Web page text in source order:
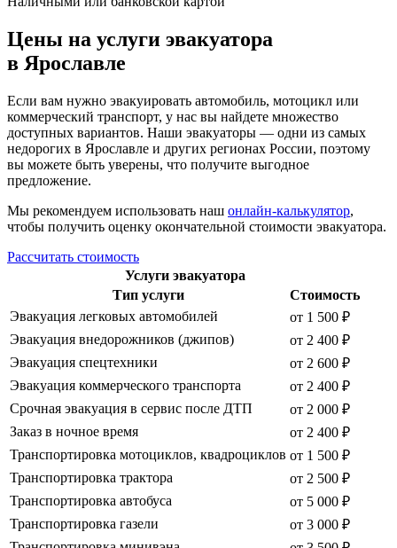
Цены на услуги эвакуатора
в Ярославле
Если вам нужно эвакуировать автомобиль, мотоцикл или
коммерческий транспорт, у нас вы найдете множество
доступных вариантов. Наши эвакуаторы — одни из самых
недорогих в Ярославле и других регионах России, поэтому
вы можете быть уверены, что получите выгодное
предложение.
Мы рекомендуем использовать наш онлайн-калькулятор,
чтобы получить оценку окончательной стоимости эвакуатора.
Рассчитать стоимость
Услуги эвакуатора
Тип услуги
Стоимость
Эвакуация легковых автомобилей
от 1 500 ₽
Эвакуация внедорожников (джипов)
от 2 400 ₽
Эвакуация спецтехники
от 2 600 ₽
Эвакуация коммерческого транспорта
от 2 400 ₽
Срочная эвакуация в сервис после ДТП
от 2 000 ₽
Заказ в ночное время
от 2 400 ₽
Транспортировка мотоциклов, квадроциклов от 1 500 ₽
Транспортировка трактора
от 2 500 ₽
Транспортировка автобуса
от 5 000 ₽
Транспортировка газели
от 3 000 ₽